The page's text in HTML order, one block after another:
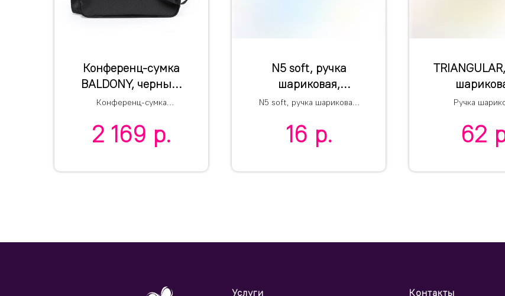
Конференц-сумка
BALDONY, черный,
38 х 29,5 x 8,5 см,
600D
Конференц-сумка
2 169 р.
N5 soft, ручка
шариковая,
голубой/черный,
подставка для
смартфона
N5 soft, ручка шариковая,
пластик,soft-touch,
подставка для смартфона
16 р.
желтый/
Ручка
62
Услуги Контакты